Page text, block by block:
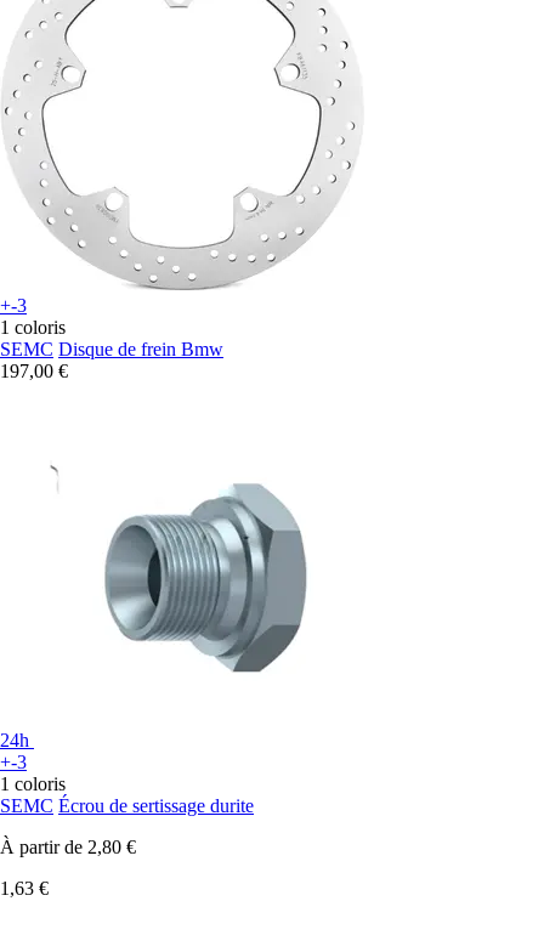
+-3
1 coloris
SEMC Disque de frein Bmw
197,00 €
24h
+-3
1 coloris
SEMC Écrou de sertissage durite
À partir de 2,80 €
1,63 €